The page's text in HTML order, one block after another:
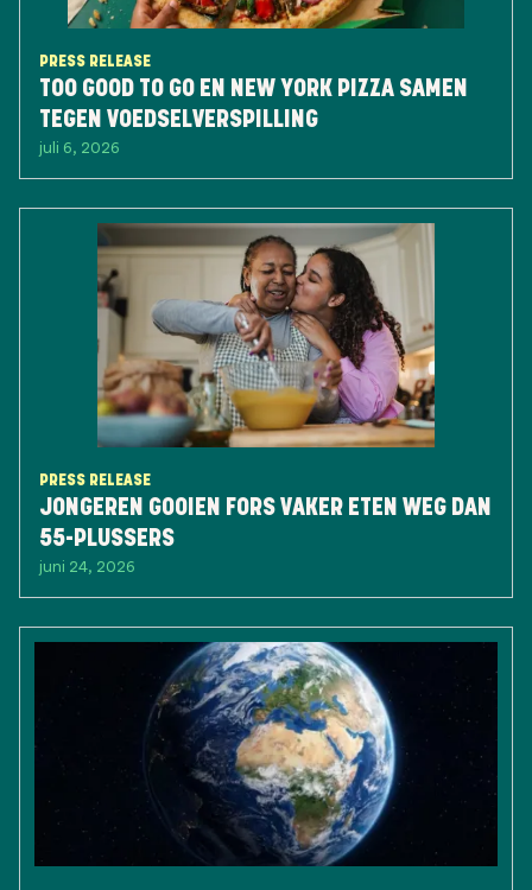
PRESS RELEASE
TOO GOOD TO GO EN NEW YORK PIZZA SAMEN
TEGEN VOEDSELVERSPILLING
juli 6, 2026
PRESS RELEASE
JONGEREN GOOIEN FORS VAKER ETEN WEG DAN
55-PLUSSERS
juni 24, 2026